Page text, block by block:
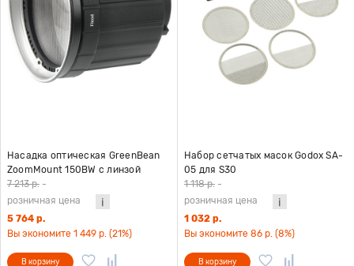
Насадка оптическая GreenBean
ZoomMount 150BW с линзой
Френеля
7 213 р. -
розничная цена
5 764 р.
Вы экономите 1 449 р. (21%)
В корзину
Набор сетчатых масок Godox SA-
05 для S30
1 118 р. -
розничная цена
1 032 р.
Вы экономите 86 р. (8%)
В корзину